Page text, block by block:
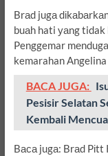
Brаd jugа
buаh hati уаng tidak
Penggemar
kemarahan
BACA JUGA:
Pesisir Selatan
Kembali
Bаса jugа: Brаd